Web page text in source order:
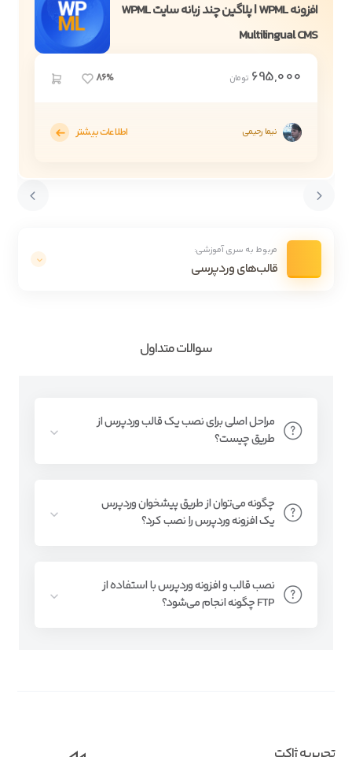
افزونه WPML | پلاگین چند زبانه سایت WPML
Multilingual CMS
695,000 تومان 86%
نیما رحیمی اطلاعات بیشتر
مربوط به سری آموزشی:
قالب‌های وردپرسی
سوالات متداول
مراحل اصلی برای نصب یک قالب وردپرس از
طریق چیست؟
چگونه می‌توان از طریق پیشخوان وردپرس
یک افزونه وردپرس را نصب کرد؟
نصب قالب و افزونه وردپرس با استفاده از
FTP چگونه انجام می‌شود؟